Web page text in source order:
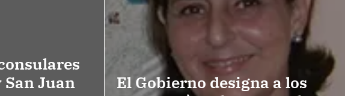
Juan
El Gobierno designa a los